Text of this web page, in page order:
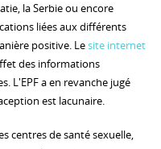
la Serbie ou encore
liées aux différents
positive. Lesite internet
des informations
L'EPF a en revanche jugé
est lacunaire.
centres de santé sexuelle,